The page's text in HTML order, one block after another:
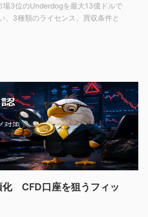
なし
いない場合がある
が高い
が他のブローカーより高い
ですか？
制当局によって規制されていま
ラリア）、FCA（イギリス）、
ーランド）、MAS（シンガポー
国連邦）が含まれます。
場3位のUnderdogを最大13億ドルで
、3種類のライセンス、買収条件と
化 CFD口座を狙うフィッ